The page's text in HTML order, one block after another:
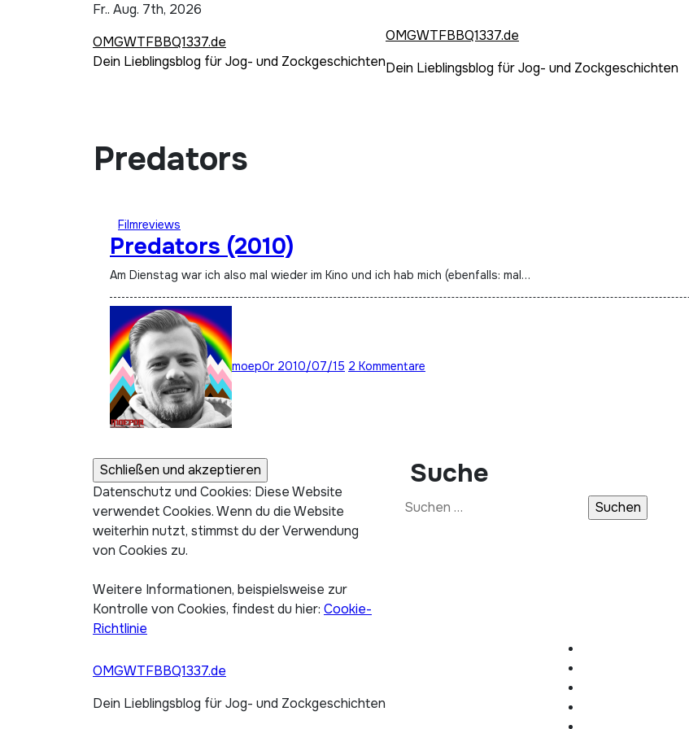
Fr.. Aug. 7th, 2026
OMGWTFBBQ1337.de
Dein Lieblingsblog für Jog- und Zockgeschichten
OMGWTFBBQ1337.de
Dein Lieblingsblog für Jog- und Zockgeschichten
Predators
Filmreviews
Predators (2010)
Am Dienstag war ich also mal wieder im Kino und ich hab mich (ebenfalls: mal…
moep0r 2010/07/15 2 Kommentare
Datenschutz und Cookies: Diese Website
verwendet Cookies. Wenn du die Website
weiterhin nutzt, stimmst du der Verwendung
von Cookies zu.
Weitere Informationen, beispielsweise zur
Kontrolle von Cookies, findest du hier: Cookie-
Richtlinie
Suche
Suchen
OMGWTFBBQ1337.de
Dein Lieblingsblog für Jog- und Zockgeschichten